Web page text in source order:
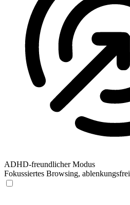
ADHD-freundlicher Modus
Fokussiertes Browsing, ablenkungsfrei